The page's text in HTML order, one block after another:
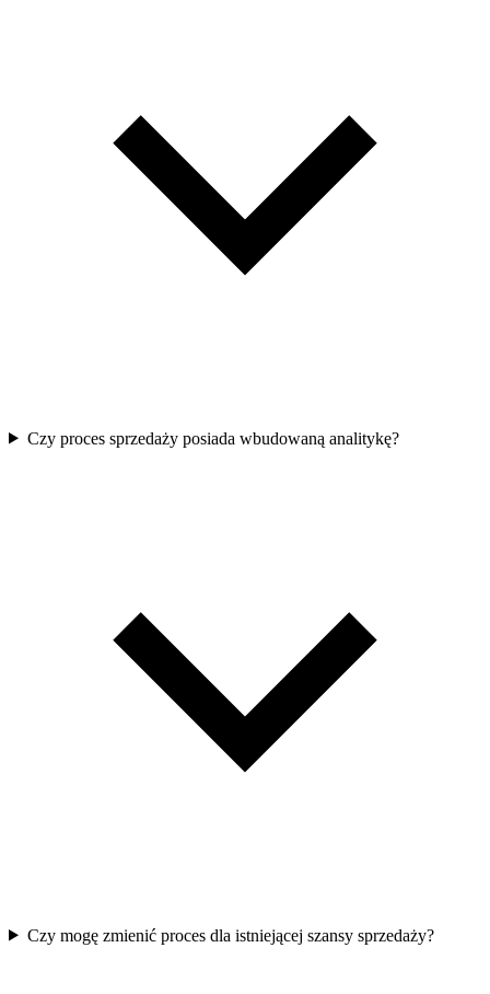
Czy proces sprzedaży posiada wbudowaną analitykę?
Czy mogę zmienić proces dla istniejącej szansy sprzedaży?